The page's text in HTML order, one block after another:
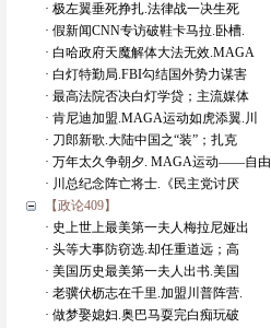
· 极左翼垂死挣扎.法律战一决生死
· 假新闻CNN专访破鞋卡马拉.卧槽.
· 白哈政府天魔解体大法无效.MAGA
· 白灯特勤局.FBI勾结国外势力谋害
· 最高法院否决白灯学贷；主流媒体
· 肯尼迪加盟.MAGA运动如虎添翼.川
· 刀郎新歌.大陆中国之“装”；扎克
· 万年太久争朝夕. MAGA运动——自由
· 川总纪念阵亡将士.《民主党讨厌
【政论409】
· 史上世上最美第一夫人梅拉尼娅出
· 头等大事防窃选.却任重道远；高
· 美国历史最美第一夫人出书.美国
· 老骥伏枥志在千里.加盟川普阵营.
· 做梦娶媳妇.奥巴马耍完白痴玩破